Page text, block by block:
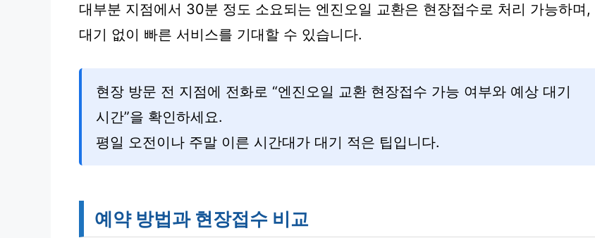
대부분 지점에서 30분 정도 소요되는 엔진오일 교환은 현장접수로 처리 가능하며,
대기 없이 빠른 서비스를 기대할 수 있습니다.
현장 방문 전 지점에 전화로 “엔진오일 교환 현장접수 가능 여부와 예상 대기
시간”을 확인하세요.
평일 오전이나 주말 이른 시간대가 대기 적은 팁입니다.
예약 방법과 현장접수 비교